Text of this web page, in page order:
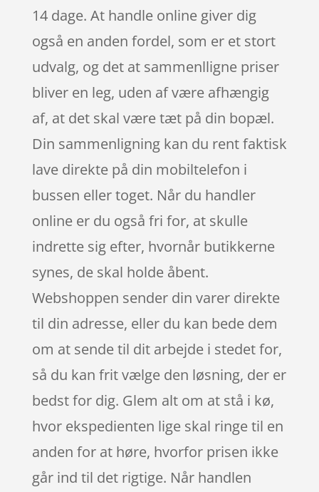
14 dage. At handle online giver dig
også en anden fordel, som er et stort
udvalg, og det at sammenlligne priser
bliver en leg, uden af være afhængig
af, at det skal være tæt på din bopæl.
Din sammenligning kan du rent faktisk
lave direkte på din mobiltelefon i
bussen eller toget. Når du handler
online er du også fri for, at skulle
indrette sig efter, hvornår butikkerne
synes, de skal holde åbent.
Webshoppen sender din varer direkte
til din adresse, eller du kan bede dem
om at sende til dit arbejde i stedet for,
så du kan frit vælge den løsning, der er
bedst for dig. Glem alt om at stå i kø,
hvor ekspedienten lige skal ringe til en
anden for at høre, hvorfor prisen ikke
går ind til det rigtige. Når handlen